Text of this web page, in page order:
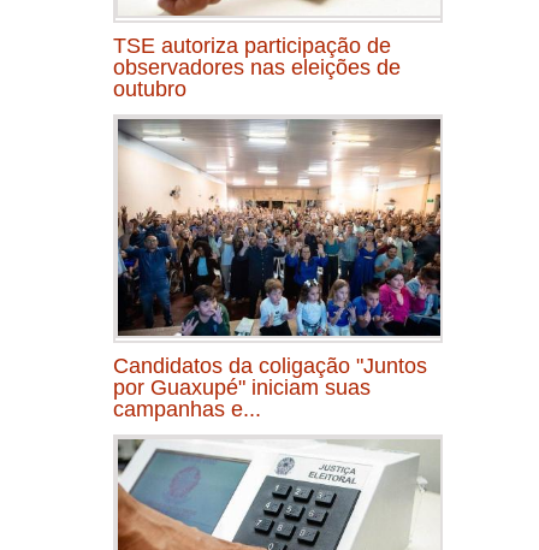
TSE autoriza participação de
observadores nas eleições de
outubro
Candidatos da coligação "Juntos
por Guaxupé" iniciam suas
campanhas e...